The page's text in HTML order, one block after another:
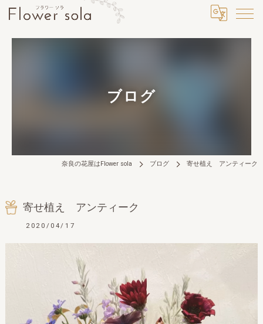
ブログ
奈良の花屋はFlower sola ブログ 寄せ植え アンティーク
寄せ植え アンティーク
2020/04/17